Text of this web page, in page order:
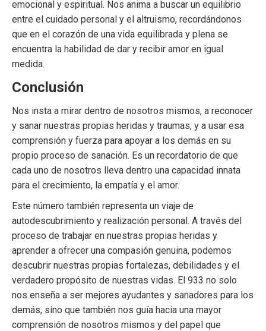
emocional y espiritual. Nos anima a buscar un equilibrio
entre el cuidado personal y el altruismo, recordándonos
que en el corazón de una vida equilibrada y plena se
encuentra la habilidad de dar y recibir amor en igual
medida.
Conclusión
Nos insta a mirar dentro de nosotros mismos, a reconocer
y sanar nuestras propias heridas y traumas, y a usar esa
comprensión y fuerza para apoyar a los demás en su
propio proceso de sanación. Es un recordatorio de que
cada uno de nosotros lleva dentro una capacidad innata
para el crecimiento, la empatía y el amor.
Este número también representa un viaje de
autodescubrimiento y realización personal. A través del
proceso de trabajar en nuestras propias heridas y
aprender a ofrecer una compasión genuina, podemos
descubrir nuestras propias fortalezas, debilidades y el
verdadero propósito de nuestras vidas. El 933 no solo
nos enseña a ser mejores ayudantes y sanadores para los
demás, sino que también nos guía hacia una mayor
comprensión de nosotros mismos y del papel que